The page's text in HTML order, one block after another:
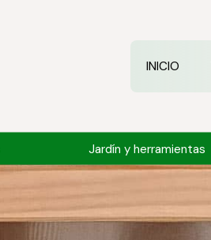
INICIO
Jardín y herramientas